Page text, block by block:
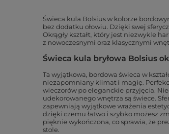
Świeca kula Bolsius w kolorze
bez dodatku ołowiu. Dzięki swej
Okrągły kształt, który jest niezwykle
z nowoczesnymi oraz klasycznymi
Świeca kula bryłowa Bolsius
Ta wyjątkowa, bordowa świeca w
niezapomniany klimat i magię.
wieczorów po eleganckie przyjęcia.
udekorowanego wnętrza są świece.
zapewniają wyjątkowe wrażenia
dzięki czemu łatwo i szybko możesz
pięknie wykończona, co sprawia, że
stole.